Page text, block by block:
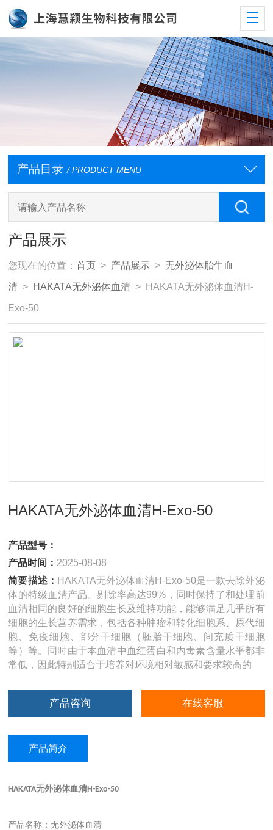
产品目录 / PRODUCT MENU
产品展示
您现在的位置：首页 > 产品展示 > 无外泌体胎牛血
清 > HAKATA无外泌体血清 > HAKATA无外泌体血清H-
Exo-50
HAKATA无外泌体血清H-Exo-50
产品型号：
产品时间： 2025-08-08
简要描述： HAKATA无外泌体血清H-Exo-50是一款去除外泌
体的特级血清产品。剔除率高达99%，同时保持了和处理前
血清相同的良好的细胞生长及维持功能，能够满足几乎所有
细胞的生长营养需求，包括各种肿瘤和转化细胞系、原代细
胞、免疫细胞、部分干细胞（胚胎干细胞、间充质干细胞
等）等。同时由于本血清中血红蛋白和内毒素含量水平都非
常低，因此特别适合于培养对环境相对敏感和要求较高的
产品咨询 在线客服
产品简介
HAKATA无外泌体血清H-Exo-50
产品名称：无外泌体血清